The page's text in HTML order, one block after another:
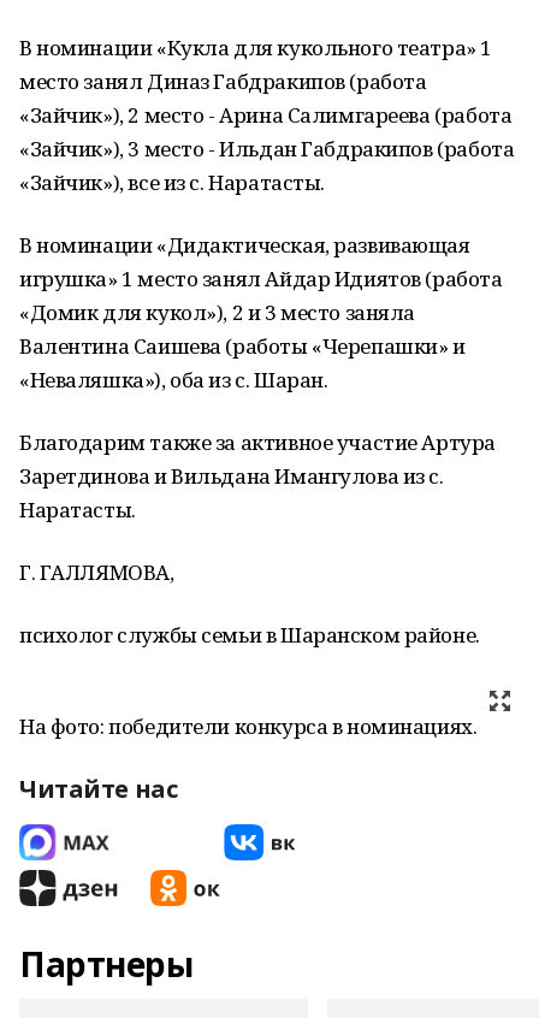
В номинации «Кукла для кукольного театра» 1
место занял Диназ Габдракипов (работа
«Зайчик»), 2 место - Арина Салимгареева (работа
«Зайчик»), 3 место - Ильдан Габдракипов (работа
«Зайчик»), все из с. Наратасты.
В номинации «Дидактическая, развивающая
игрушка» 1 место занял Айдар Идиятов (работа
«Домик для кукол»), 2 и 3 место заняла
Валентина Саишева (работы «Черепашки» и
«Неваляшка»), оба из с. Шаран.
Благодарим также за активное участие Артура
Заретдинова и Вильдана Имангулова из с.
Наратасты.
Г. ГАЛЛЯМОВА,
психолог службы семьи в Шаранском районе.
На фото: победители конкурса в номинациях.
Читайте нас
Партнеры